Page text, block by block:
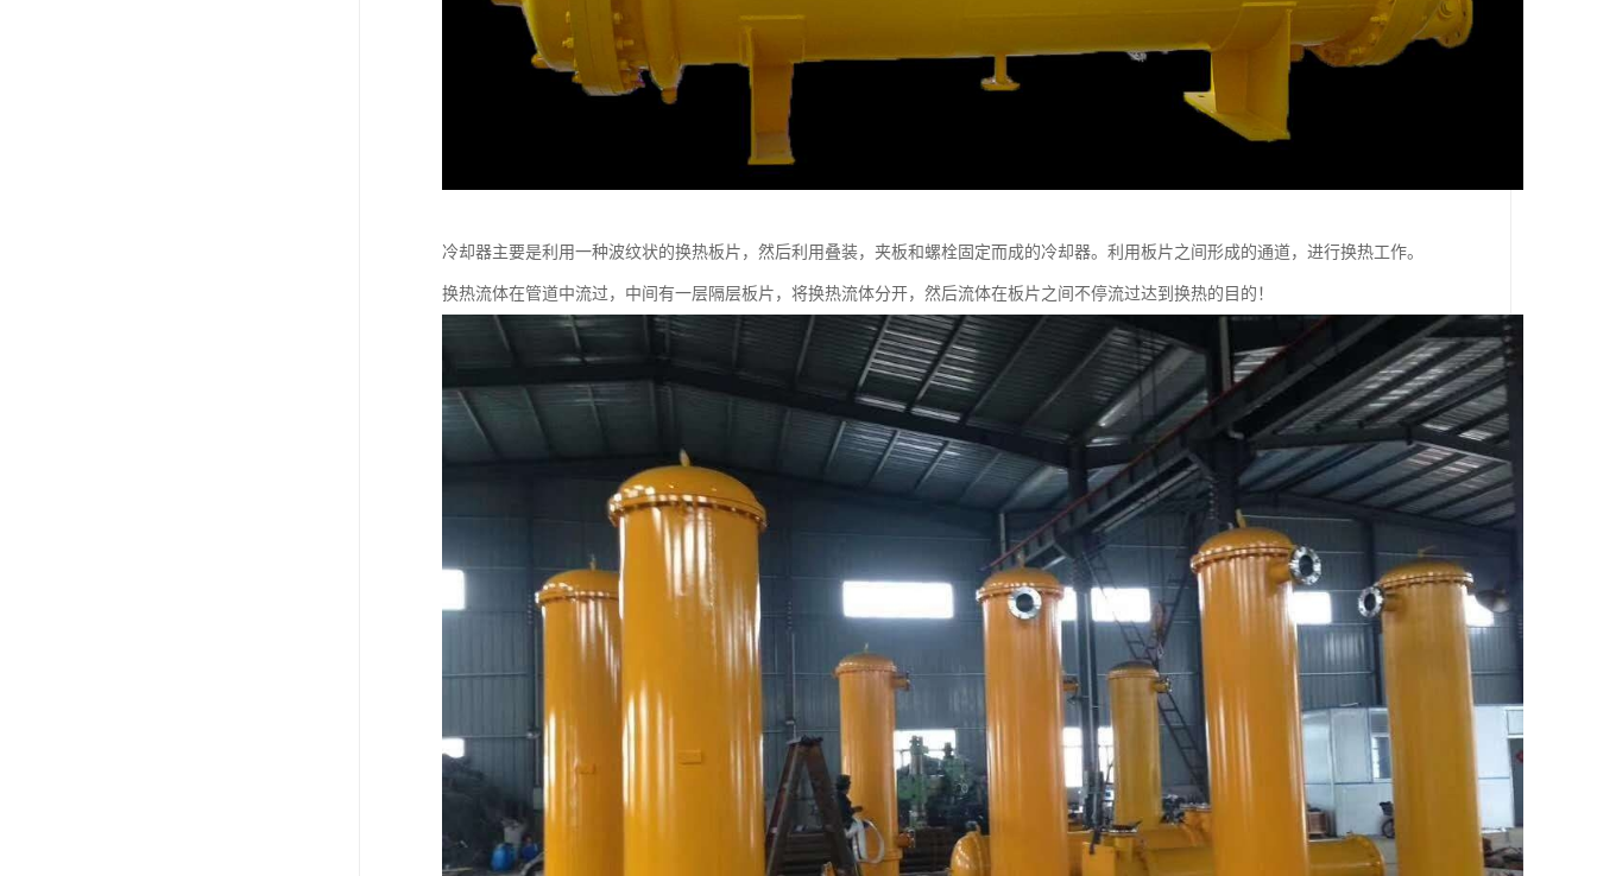
冷却器主要是利用一种波纹状的换热板片，然后利用叠装，夹板和螺栓固定而成的冷却器。利用板片之间形成的通道，进行换热工作。
换热流体在管道中流过，中间有一层隔层板片，将换热流体分开，然后流体在板片之间不停流过达到换热的目的！